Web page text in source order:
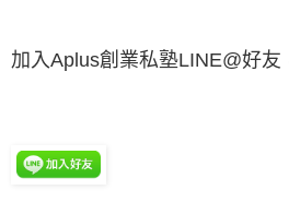
加入Aplus創業私塾LINE@好友